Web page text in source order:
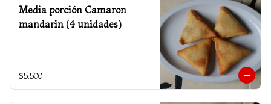
Media porción Camaron
mandarin (4 unidades)
$5.500